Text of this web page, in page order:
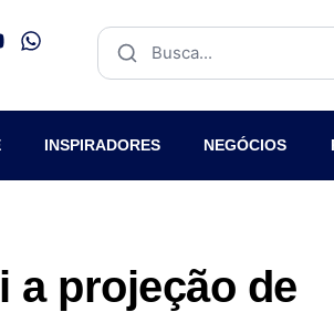
INSPIRADORES NEGÓCIOS
a projeção de